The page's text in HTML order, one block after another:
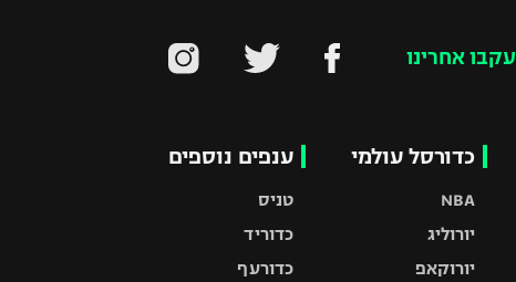
עקבו אחרינו
כדורסל עולמי
NBA
יורוליג
יורוקאפ
ענפים נוספים
טניס
כדוריד
כדורעף